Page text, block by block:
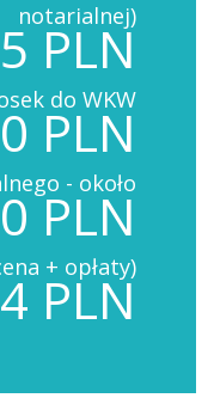
notarialnej)
PLN
do WKW
PLN
- około
PLN
+ opłaty)
PLN